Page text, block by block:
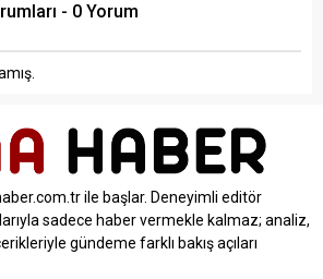
- 0 Yorum
ile başlar. Deneyimli editör
sadece haber vermekle kalmaz; analiz,
gündeme farklı bakış açıları